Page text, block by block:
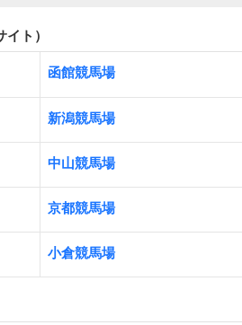
ト）
函館競馬場
新潟競馬場
中山競馬場
京都競馬場
小倉競馬場